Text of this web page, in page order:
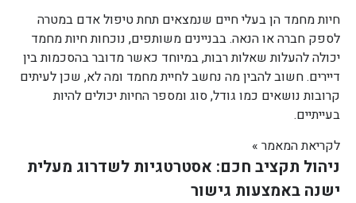
חיות מחמד הן בעלי חיים שנמצאים תחת טיפול אדם במטרה
לספק חברה או הנאה. בבניינים משותפים, נוכחות חיות מחמד
יכולה להעלות שאלות רבות, במיוחד כאשר מדובר בהסכמות בין
דיירים. חשוב להבין מה נחשב לחיית מחמד ומה לא, שכן לעיתים
קרובות נושאים כמו גודל, סוג ומספר החיות יכולים להיות
בעייתיים.
לקריאת המאמר »
ניהול תקציב חכם: אסטרטגיות לשדרוג מעלית
ישנה באמצעות גישור